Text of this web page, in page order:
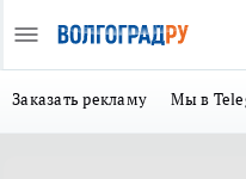
Заказать рекламу Мы в